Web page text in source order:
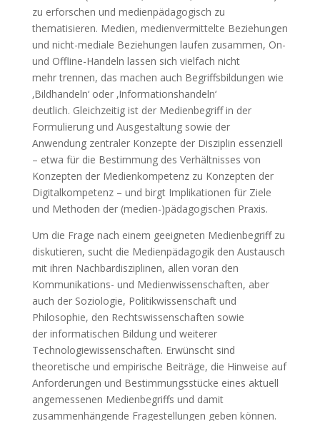
zu erforschen und medienpädagogisch zu
thematisieren. Medien, medienvermittelte Beziehungen
und nicht-mediale Beziehungen laufen zusammen, On-
und Offline-Handeln lassen sich vielfach nicht
mehr trennen, das machen auch Begriffsbildungen wie
‚Bildhandeln‘ oder ‚Informationshandeln‘
deutlich. Gleichzeitig ist der Medienbegriff in der
Formulierung und Ausgestaltung sowie der
Anwendung zentraler Konzepte der Disziplin essenziell
– etwa für die Bestimmung des Verhältnisses von
Konzepten der Medienkompetenz zu Konzepten der
Digitalkompetenz – und birgt Implikationen für Ziele
und Methoden der (medien-)pädagogischen Praxis.
Um die Frage nach einem geeigneten Medienbegriff zu
diskutieren, sucht die Medienpädagogik den Austausch
mit ihren Nachbardisziplinen, allen voran den
Kommunikations- und Medienwissenschaften, aber
auch der Soziologie, Politikwissenschaft und
Philosophie, den Rechtswissenschaften sowie
der informatischen Bildung und weiterer
Technologiewissenschaften. Erwünscht sind
theoretische und empirische Beiträge, die Hinweise auf
Anforderungen und Bestimmungsstücke eines aktuell
angemessenen Medienbegriffs und damit
zusammenhängende Fragestellungen geben können.